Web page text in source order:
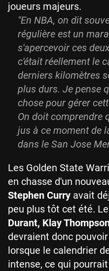
joueurs majeurs.
"En NBA, on dit
régulière est un
s'apercevoir ces
c'était réellement le
derniers kilomètres
plus durs. Je pense
chose pour gérer
On doit comprendre
jus à ce moment de
dans le San Jose
Les Golden State
en chasse d'un
Stephen Curry avait
peu plus tôt cet été.
Durant, Klay
devraient donc
lorsque le calendrier
intense, ce qui